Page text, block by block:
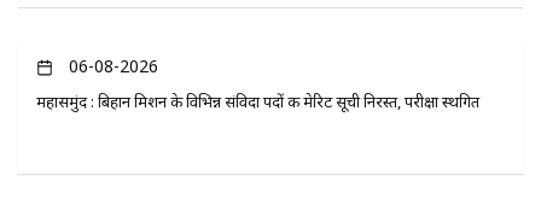
06-08-2026
महासमुंद : बिहान मिशन के विभिन्न संविदा पदों की मेरिट सूची निरस्त, परीक्षा स्थगित